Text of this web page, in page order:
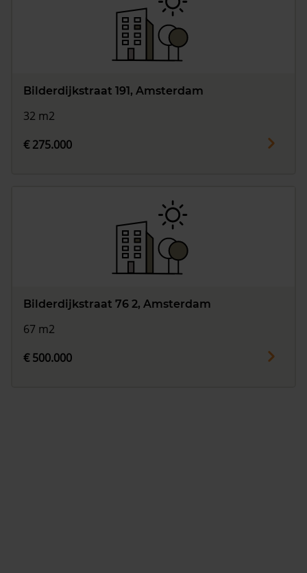
Bilderdijkstraat 191, Amsterdam
32 m2
€ 275.000
Bilderdijkstraat 76 2, Amsterdam
67 m2
€ 500.000